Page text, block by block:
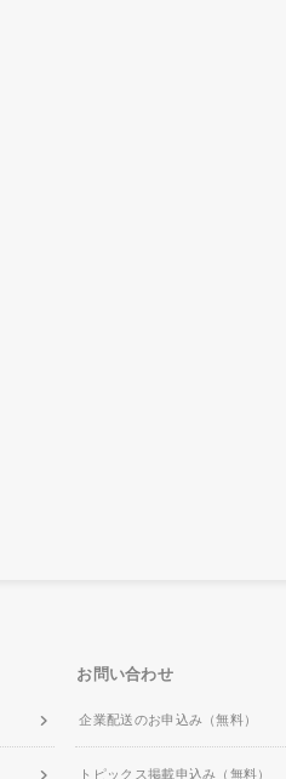
お問い合わせ
企業配送のお申込み（無料）
トピックス掲載申込み（無料）